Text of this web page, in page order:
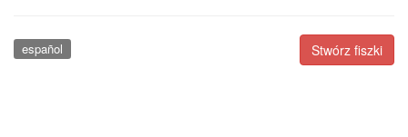
Stwórz fiszki
español